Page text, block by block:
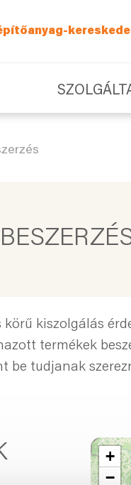
körű kiszolgálás
termékek
be tudjanak
+
−